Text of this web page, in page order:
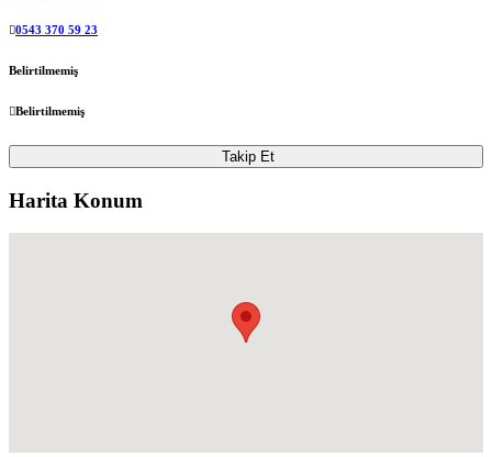
0543 370 59 23
Belirtilmemiş
Belirtilmemiş
Takip Et
Harita Konum